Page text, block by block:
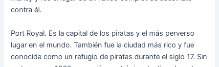
contra él.
Port Royal. Es la capital de los piratas y el más perverso
lugar en el mundo. También fue la ciudad más rico y fue
conocida como un refugio de piratas durante el siglo 17. Sin